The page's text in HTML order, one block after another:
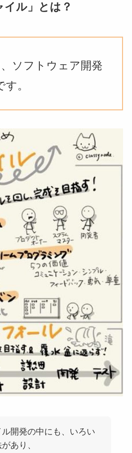
ル」とは？
ソフトウェア開発
。
開発の中にも、いろい
あり、